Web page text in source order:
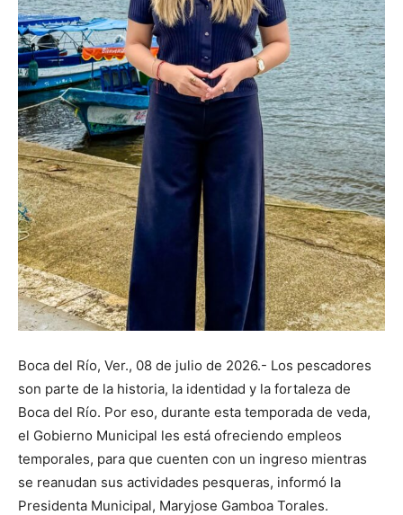
Boca del Río, Ver., 08 de julio de 2026.- Los pescadores
son parte de la historia, la identidad y la fortaleza de
Boca del Río. Por eso, durante esta temporada de veda,
el Gobierno Municipal les está ofreciendo empleos
temporales, para que cuenten con un ingreso mientras
se reanudan sus actividades pesqueras, informó la
Presidenta Municipal, Maryjose Gamboa Torales.